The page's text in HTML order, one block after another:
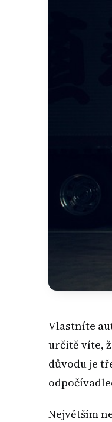
Vlastníte
určitě víte,
důvodu je
Největším